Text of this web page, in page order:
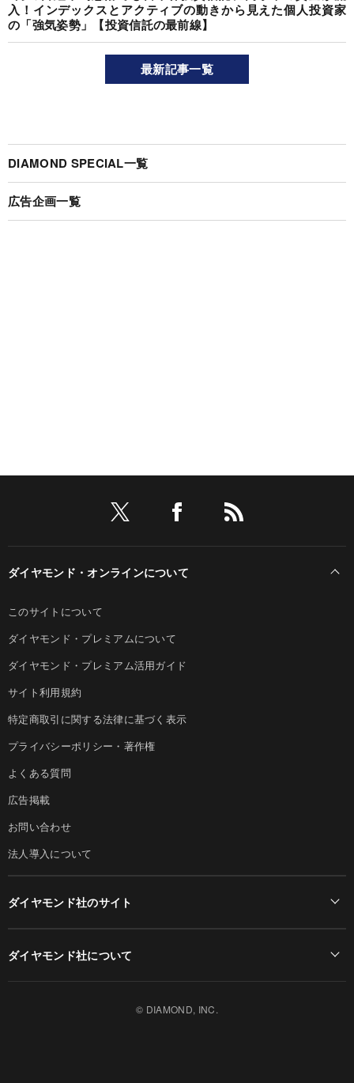
入！インデックスとアクティブの動きから見えた個人投資家
の「強気姿勢」【投資信託の最前線】
最新記事一覧
DIAMOND SPECIAL一覧
広告企画一覧
ダイヤモンド・オンラインについて
このサイトについて
ダイヤモンド・プレミアムについて
ダイヤモンド・プレミアム活用ガイド
サイト利用規約
特定商取引に関する法律に基づく表示
プライバシーポリシー・著作権
よくある質問
広告掲載
お問い合わせ
法人導入について
ダイヤモンド社のサイト
ダイヤモンド社について
© DIAMOND, INC.